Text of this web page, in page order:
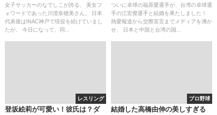
婚？アメブロ(ブログ)が面白い！
女子サッカーのなでしこが誇る、 美女フ
ォワードであった川澄奈穂美さん。 日本
代表後はINAC神戸で現役を続けていまし
たが、 今日になって、同...
は絶縁？(再婚・不仲)。逮捕は悪
い噂
ついに卓球の福原愛選手が、台湾の卓球選
手の江宏傑選手と結婚を果たしました！
熱愛報道から交際宣言までメディアを沸か
せ、 日本と中国と台湾の国...
レスリング
登坂絵莉が可愛い！彼氏は？ダ
プロ野球
結婚した高橋由伸の美しすぎる